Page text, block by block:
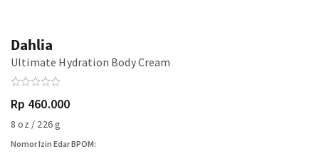
Dahlia
Ultimate Hydration Body Cream
Rp 460.000
8 oz / 226 g
Nomor Izin Edar BPOM: